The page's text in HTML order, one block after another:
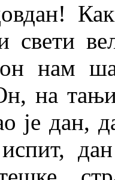
свети
нам
на
је дан,